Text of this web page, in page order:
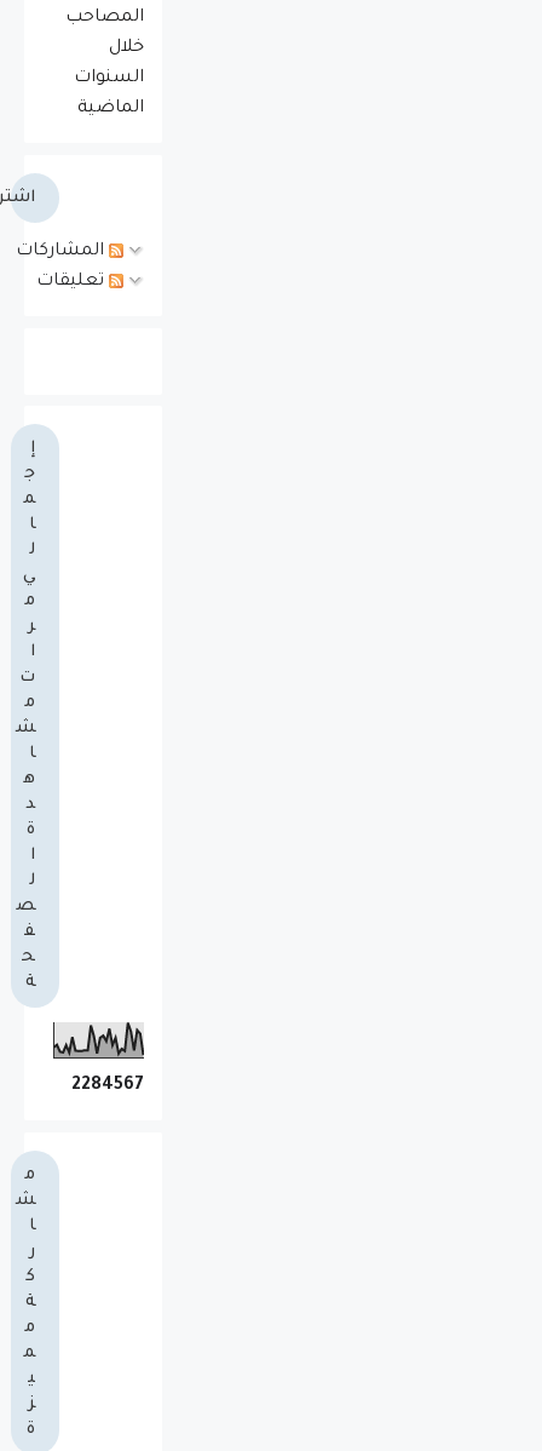
المصاحب
خلال
السنوات
الماضية
المشاركات
تعليقات
إ
ج
م
ا
ل
ي
م
ر
ا
ت
م
ش
ا
ه
د
ة
ا
ل
ص
ف
ح
ة
2284567
م
ش
ا
ر
ك
ة
م
م
ي
ز
ة